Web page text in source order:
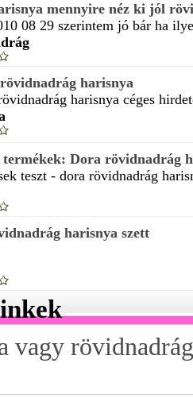
mennyire néz ki jól
08 29 szerintem jó bár ha
harisnya
harisnya céges
termékek: Dora rövidnadrág
teszt - dora rövidnadrág
harisnya szett
vagy